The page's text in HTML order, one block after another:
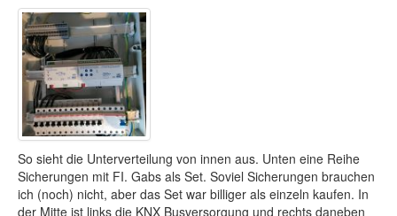
So sieht die Unterverteilung von innen aus. Unten eine Reihe
Sicherungen mit FI. Gabs als Set. Soviel Sicherungen brauchen
ich (noch) nicht, aber das Set war billiger als einzeln kaufen. In
der Mitte ist links die KNX Busversorgung und rechts daneben